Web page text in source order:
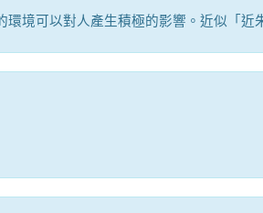
境可以對人產生積極的影響。近似「近